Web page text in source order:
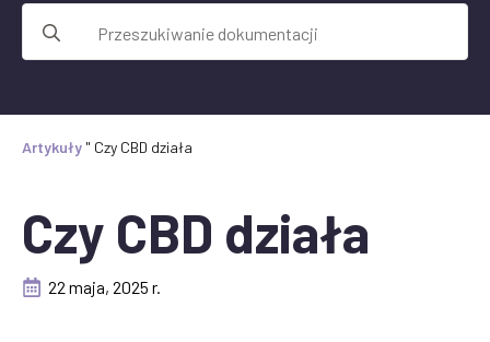
Artykuły " Czy CBD działa
Czy CBD działa
22 maja, 2025 r.